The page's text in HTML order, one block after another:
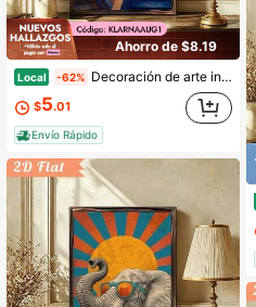
Ahorro de $8.19
Local -62% Decoración de arte interior, pintura enmarcada en tabla de madera, 12 por 16 pulgadas, escalera abstracta vintage moderna con tonos azul y rojo y estilo de figura de espalda, perfecto para acento de pared estrecha, regalo ideal para amantes del arte contemporáneo, decoración estética de sala de estar.
$5.01
Envío Rápido